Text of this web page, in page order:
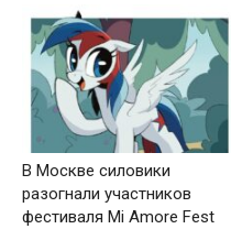
В Москве силовики
разогнали участников
фестиваля Mi Amore Fest